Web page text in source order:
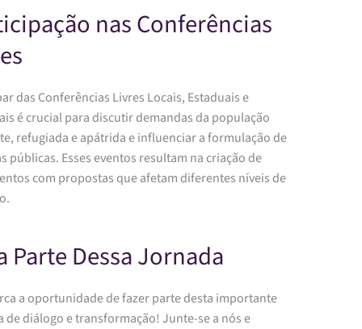
nas Conferências
das Conferências Livres Locais, Estaduais e
é crucial para discutir demandas da população
refugiada e apátrida e influenciar a formulação de
públicas. Esses eventos resultam na criação de
com propostas que afetam diferentes níveis de
Parte Dessa Jornada
a oportunidade de fazer parte desta importante
de diálogo e transformação! Junte-se a nós e